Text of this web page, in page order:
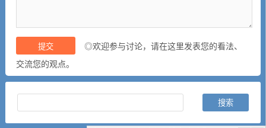
◎欢迎参与讨论，请在这里发表您的看法、
交流您的观点。